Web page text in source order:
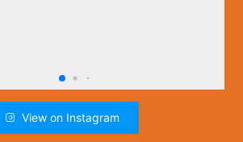
View on Instagram